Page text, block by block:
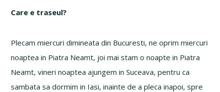
Care e traseul?
Plecam miercuri dimineata din Bucuresti, ne oprim miercuri
noaptea in Piatra Neamt, joi mai stam o noapte in Piatra
Neamt, vineri noaptea ajungem in Suceava, pentru ca
sambata sa dormim in Iasi, inainte de a pleca inapoi, spre